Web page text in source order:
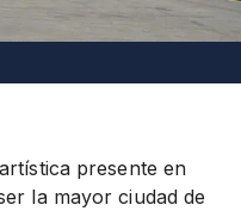
presente en
la mayor ciudad de